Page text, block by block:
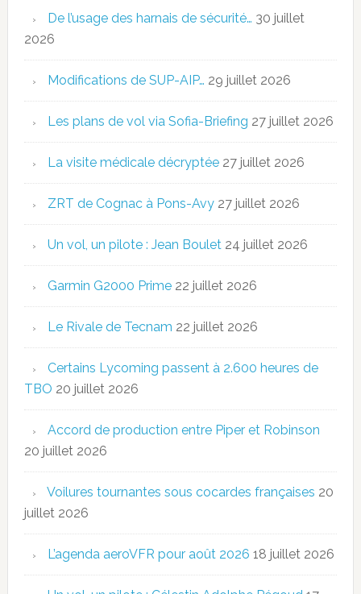
De l’usage des harnais de sécurité… 30 juillet
2026
Modifications de SUP-AIP… 29 juillet 2026
Les plans de vol via Sofia-Briefing 27 juillet 2026
La visite médicale décryptée 27 juillet 2026
ZRT de Cognac à Pons-Avy 27 juillet 2026
Un vol, un pilote : Jean Boulet 24 juillet 2026
Garmin G2000 Prime 22 juillet 2026
Le Rivale de Tecnam 22 juillet 2026
Certains Lycoming passent à 2.600 heures de
TBO 20 juillet 2026
Accord de production entre Piper et Robinson
20 juillet 2026
Voilures tournantes sous cocardes françaises 20
juillet 2026
L’agenda aeroVFR pour août 2026 18 juillet 2026